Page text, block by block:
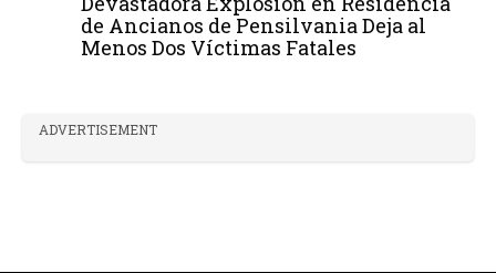
de Ancianos de Pensilvania Deja al
Menos Dos Víctimas Fatales
ADVERTISEMENT